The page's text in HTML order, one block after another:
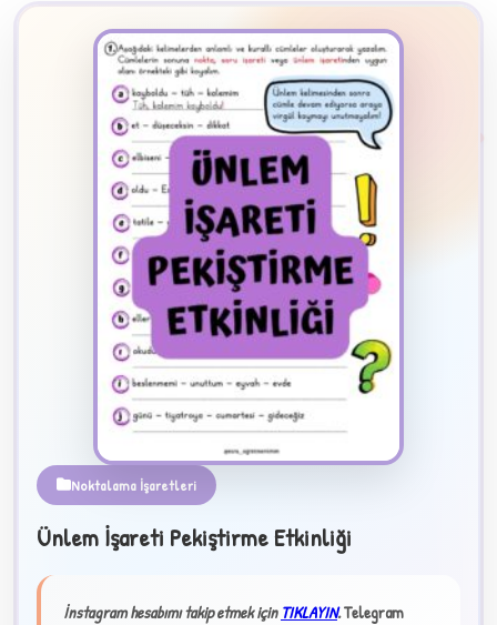
2
Noktalama İşaretleri
Ünlem İşareti Pekiştirme Etkinliği
İnstagram hesabımı takip etmek içinTIKLAYIN.Telegram